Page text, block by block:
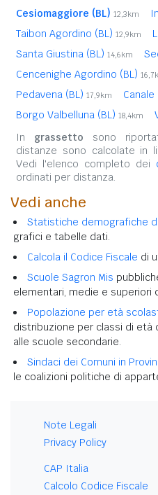
Cesiomaggiore (BL) 12,3km
Taibon Agordino (BL) 12,9km
Santa Giustina (BL) 14,6km
Cencenighe Agordino (BL)
Pedavena (BL) 17,9km
Borgo Valbelluna (BL) 18,4km
In grassetto sono
distanze sono calcolate in
Vedi l'elenco completo dei
ordinati per distanza.
Vedi anche
Statistiche demografiche
grafici e tabelle dati.
Calcola il Codice Fiscale di
Scuole Sagron Mis
elementari, medie e superiori
Popolazione per età
distribuzione per classi di età
alle scuole secondarie.
Sindaci dei Comuni in
le coalizioni politiche di
Note Legali
Privacy Policy
CAP Italia
Calcolo Codice Fiscale